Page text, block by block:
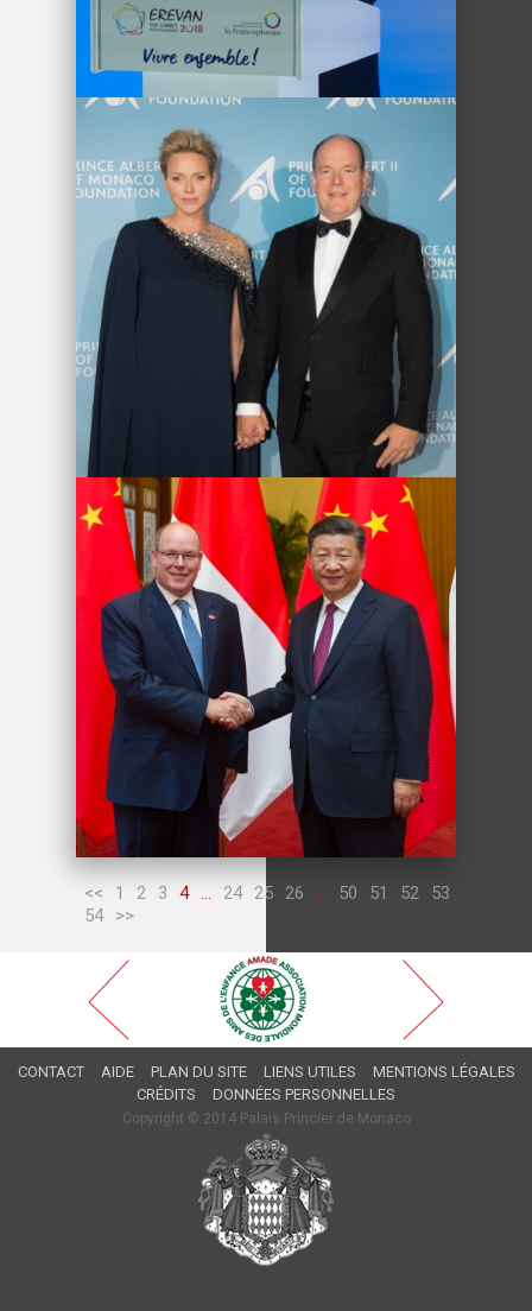
<< 1 2 3 4 ... 24 25 26 ... 50 51 52
53
54
>>
CONTACT AIDE PLAN DU SITE LIENS UTILES
MENTIONS LÉGALES
CRÉDITS
DONNÉES PERSONNELLES
Copyright © 2014 Palais Princier de Monaco